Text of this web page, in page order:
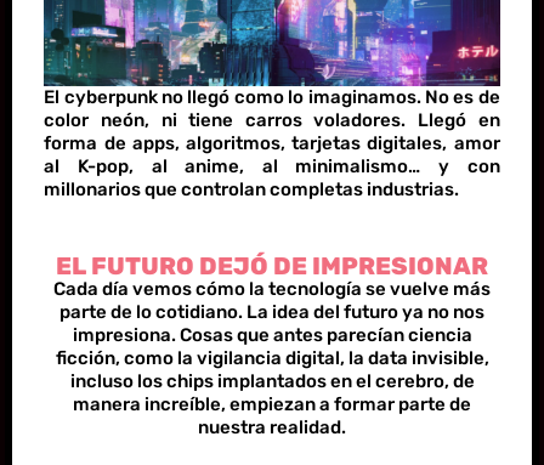
El cyberpunk no llegó como lo imaginamos. No es de
color neón, ni tiene carros voladores. Llegó en
forma de apps, algoritmos, tarjetas digitales, amor
al K-pop, al anime, al minimalismo… y con
millonarios que controlan completas industrias.
EL FUTURO DEJÓ DE IMPRESIONAR
Cada día vemos cómo la tecnología se vuelve más
parte de lo cotidiano. La idea del futuro ya no nos
impresiona. Cosas que antes parecían ciencia
ficción, como la vigilancia digital, la data invisible,
incluso los chips implantados en el cerebro, de
manera increíble, empiezan a formar parte de
nuestra realidad.